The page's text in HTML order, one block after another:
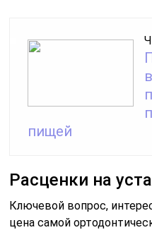
пищей
Расценки на
Ключевой вопрос,
цена самой